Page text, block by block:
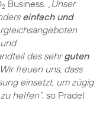
2 Business. „Unser
einfach und
des sehrguten
freuen uns, dass
einsetzt, um zügig
helfen“, so Pradel